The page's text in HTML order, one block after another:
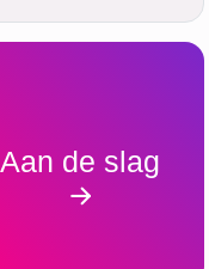
Aan de slag